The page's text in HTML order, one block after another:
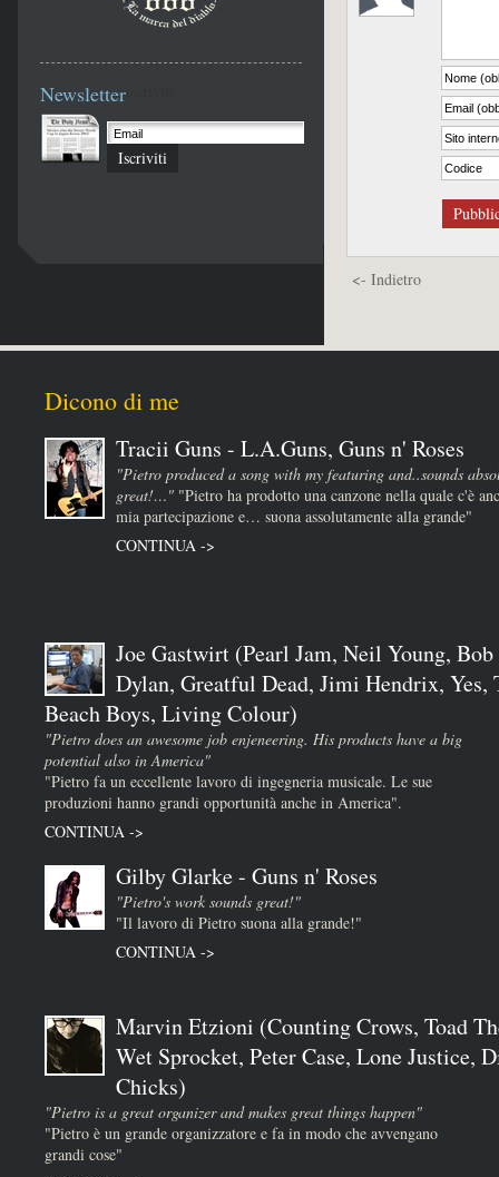
<- Indietro
Newsletter
Iscriviti
Dicono di me
Tracii Guns - L.A.Guns, Guns n' Roses
"Pietro produced a song with my featuring and..sounds
great!…" "Pietro ha prodotto una canzone nella quale c'è
mia partecipazione e… suona assolutamente alla grande"
CONTINUA ->
Joe Gastwirt (Pearl Jam, Neil Young, Bob
Dylan, Greatful Dead, Jimi Hendrix, Yes,
Beach Boys, Living Colour)
"Pietro does an awesome job enjeneering. His products have a big
potential also in America"
"Pietro fa un eccellente lavoro di ingegneria musicale. Le sue
produzioni hanno grandi opportunità anche in America".
CONTINUA ->
Gilby Glarke - Guns n' Roses
"Pietro's work sounds great!"
"Il lavoro di Pietro suona alla grande!"
CONTINUA ->
Marvin Etzioni (Counting Crows, Toad
Wet Sprocket, Peter Case, Lone Justice,
Chicks)
"Pietro is a great organizer and makes great things happen"
"Pietro è un grande organizzatore e fa in modo che avvengano
grandi cose"